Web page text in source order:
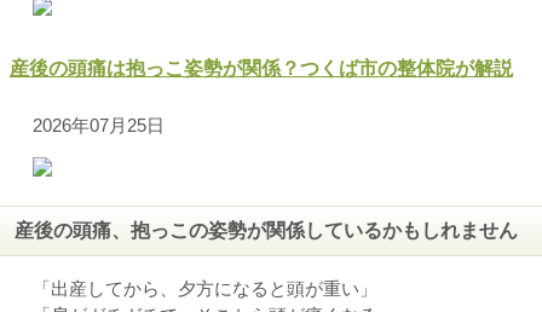
産後の頭痛は抱っこ姿勢が関係？つくば市の整体院が解説
2026年07月25日
産後の頭痛、抱っこの姿勢が関係しているかもしれません
「出産してから、夕方になると頭が重い」